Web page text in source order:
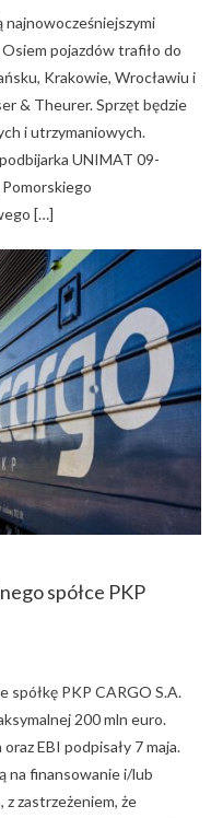
pojazdów trafiło do
Krakowie, Wrocławiu i
& Theurer. Sprzęt będzie
i utrzymaniowych.
UNIMAT 09-
[…]
spółce PKP
PKP CARGO S.A.
200 mln euro.
EBI podpisały 7 maja.
na finansowanie i/lub
zastrzeżeniem, że